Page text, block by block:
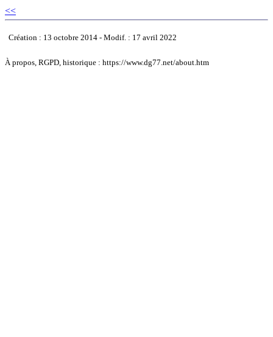
<<
Création : 13 octobre 2014 - Modif. : 17 avril 2022
À propos, RGPD, historique : https://www.dg77.net/about.htm